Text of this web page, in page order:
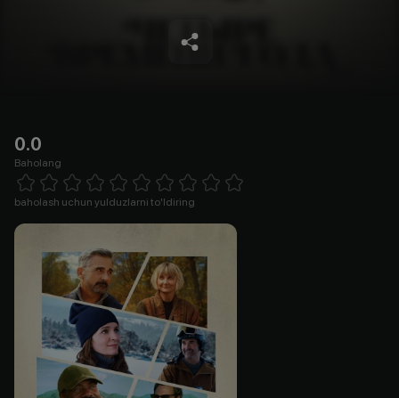
0.0
Baholang
1 Star 2 Stars 3 Stars 4 Stars5 Stars 6 Stars7 Stars8 Stars
baholash uchun yulduzlarni to'ldiring